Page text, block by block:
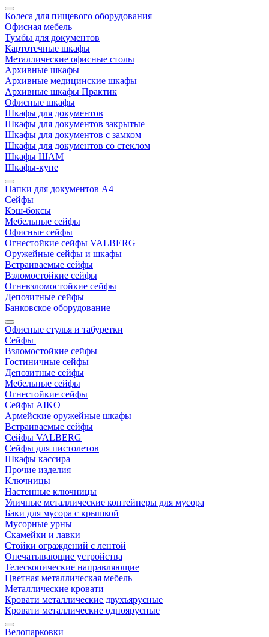
Колеса для пищевого оборудования
Офисная мебель
Тумбы для документов
Картотечные шкафы
Металлические офисные столы
Архивные шкафы
Архивные медицинские шкафы
Архивные шкафы Практик
Офисные шкафы
Шкафы для документов
Шкафы для документов закрытые
Шкафы для документов с замком
Шкафы для документов со стеклом
Шкафы ШАМ
Шкафы-купе
Папки для документов A4
Сейфы
Кэш-боксы
Мебельные сейфы
Офисные сейфы
Огнестойкие сейфы VALBERG
Оружейные сейфы и шкафы
Встраиваемые сейфы
Взломостойкие сейфы
Огневзломостойкие сейфы
Депозитные сейфы
Банковское оборудование
Офисные стулья и табуретки
Сейфы
Взломостойкие сейфы
Гостиничные сейфы
Депозитные сейфы
Мебельные сейфы
Огнестойкие сейфы
Сейфы AIKO
Армейские оружейные шкафы
Встраиваемые сейфы
Сейфы VALBERG
Сейфы для пистолетов
Шкафы кассира
Прочие изделия
Ключницы
Настенные ключницы
Уличные металлические контейнеры для мусора
Баки для мусора с крышкой
Мусорные урны
Скамейки и лавки
Стойки ограждений с лентой
Опечатывающие устройства
Телескопические направляющие
Цветная металлическая мебель
Металлические кровати
Кровати металлические двухъярусные
Кровати металлические одноярусные
Велопарковки